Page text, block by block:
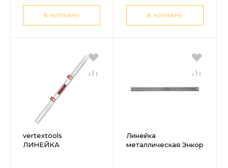
3046-19
В КОРЗИНУ
3046-17
В КОРЗИНУ
vertextools
ЛИНЕЙКА
Линейка
металлическая Энкор
500мм блестящая